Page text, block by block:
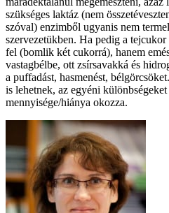
szükséges laktáz (nem
szóval) enzimből ugyanis nem
szervezetükben. Ha pedig a
fel (bomlik két cukorrá), hanem
vastagbélbe, ott zsírsavakká és
a puffadást, hasmenést,
is lehetnek, az egyéni
mennyisége/hiánya okozza.